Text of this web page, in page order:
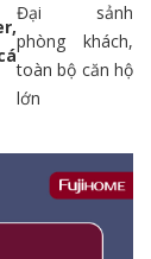
Đại sảnh
phòng khách,
toàn bộ căn hộ
lớn